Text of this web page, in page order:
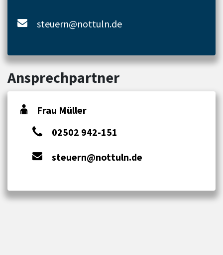
steuern@nottuln.de
Ansprechpartner
Frau Müller
02502 942-151
steuern@nottuln.de